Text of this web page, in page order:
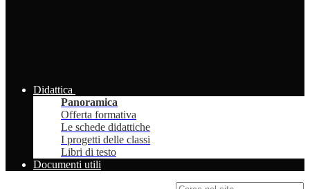
Didattica
Panoramica
Offerta formativa
Le schede didattiche
I progetti delle classi
Libri di testo
Documenti utili